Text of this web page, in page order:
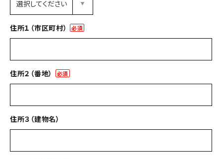
須)
住所１（市区町村）
(必
住所２（番地）
(必
住所３（建物名）